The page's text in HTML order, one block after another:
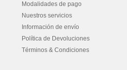
Modalidades de pago
Nuestros servicios
Información de envío
Política de Devoluciones
Términos & Condiciones